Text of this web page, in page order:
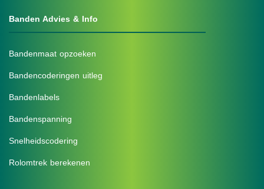
Banden Advies & Info
Bandenmaat opzoeken
Bandencoderingen uitleg
Bandenlabels
Bandenspanning
Snelheidscodering
Rolomtrek berekenen